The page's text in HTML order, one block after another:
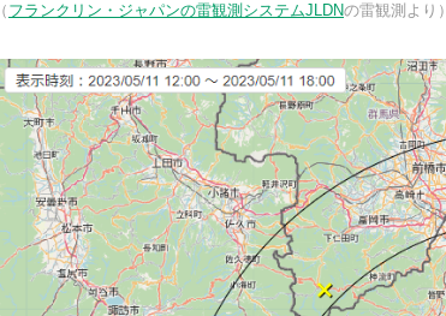
（ フランクリン・ジャパンの雷観測システムJLDNの雷観測より）